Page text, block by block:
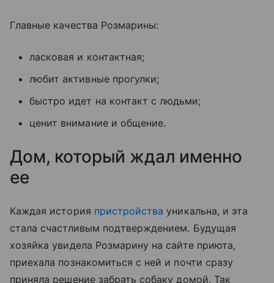
Главные качества Розмарины:
ласковая и контактная;
любит активные прогулки;
быстро идет на контакт с людьми;
ценит внимание и общение.
Дом, который ждал именно
ее
Каждая история пристройства уникальна, и эта
стала счастливым подтверждением. Будущая
хозяйка увидела Розмарину на сайте приюта,
приехала познакомиться с ней и почти сразу
приняла решение забрать собаку домой. Так